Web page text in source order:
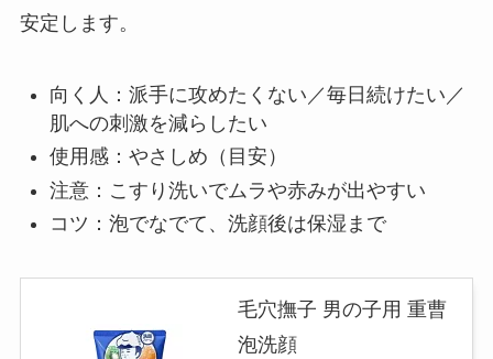
安定します。
向く人：派手に攻めたくない／毎日続けたい／
肌への刺激を減らしたい
使用感：やさしめ（目安）
注意：こすり洗いでムラや赤みが出やすい
コツ：泡でなでて、洗顔後は保湿まで
毛穴撫子 男の子用 重曹
泡洗顔